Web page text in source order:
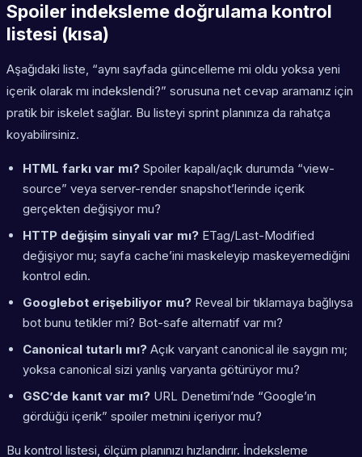
Spoiler indeksleme doğrulama kontrol
listesi (kısa)
Aşağıdaki liste, “aynı sayfada güncelleme mi oldu yoksa yeni
içerik olarak mı indekslendi?” sorusuna net cevap aramanız için
pratik bir iskelet sağlar. Bu listeyi sprint planınıza da rahatça
koyabilirsiniz.
HTML farkı var mı? Spoiler kapalı/açık durumda “view-
source” veya server-render snapshot’lerinde içerik
gerçekten değişiyor mu?
HTTP değişim sinyali var mı? ETag/Last-Modified
değişiyor mu; sayfa cache’ini maskeleyip maskeyemediğini
kontrol edin.
Googlebot erişebiliyor mu? Reveal bir tıklamaya bağlıysa
bot bunu tetikler mi? Bot-safe alternatif var mı?
Canonical tutarlı mı? Açık varyant canonical ile saygın mı;
yoksa canonical sizi yanlış varyanta götürüyor mu?
GSC’de kanıt var mı? URL Denetimi’nde “Google’ın
gördüğü içerik” spoiler metnini içeriyor mu?
Bu kontrol listesi, ölçüm planınızı hızlandırır. İndeksleme